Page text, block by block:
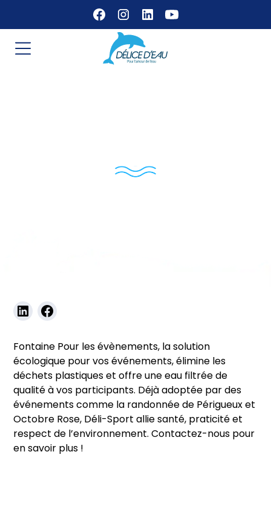
Fontaine Pour les évènements, la solution
écologique pour vos événements, élimine les
déchets plastiques et offre une eau filtrée de
qualité à vos participants. Déjà adoptée par des
événements comme la randonnée de Périgueux et
Octobre Rose, Déli-Sport allie santé, praticité et
respect de l’environnement. Contactez-nous pour
en savoir plus !